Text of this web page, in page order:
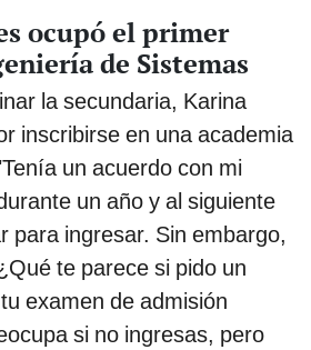
ocupó el primer
de Sistemas
la secundaria, Karina
inscribirse en una academia
un acuerdo con mi
un año y al siguiente
para ingresar. Sin embargo,
te parece si pido un
examen de admisión
si no ingresas, pero